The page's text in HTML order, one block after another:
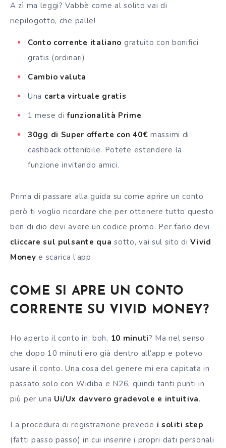
A zì ma leggi? Vabbè come al solito vai di
riepilogotto, che palle!
Conto corrente italiano gratuito con bonifici
gratis (ordinari)
Cambio valuta
Una cartavirtuale gratis
1 mese difunzionalità Prime
30gg di Super offerte con 40€ massimi di
cashback ottenibile. Potete estendere la
funzione invitando amici.
Prima di passare alla guida su come aprire un conto
però ti voglio ricordare che per ottenere tutto questo
ben di dio devi avere un codice promo. Per farlo devi
cliccare sul pulsante qua sotto, vai sul sito diVivid
Money e scarica l’app.
COME SI APRE UN CONTO
CORRENTE SU VIVID MONEY?
Ho aperto il conto in, boh, 10 minuti? Ma nel senso
che dopo 10 minuti ero già dentro all’app e potevo
usare il conto. Una cosa del genere mi era capitata in
passato solo con Widiba e N26, quindi tanti punti in
più per una Ui/Ux davvero gradevole e intuitiva.
La procedura di registrazione prevede i soliti step
(fatti passo passo) in cui inserire i propri dati personali